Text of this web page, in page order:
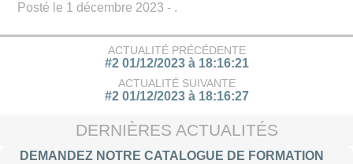
Posté le 1 décembre 2023 - .
ACTUALITÉ PRÉCÉDENTE
#2 01/12/2023 à 18:16:21
ACTUALITÉ SUIVANTE
#2 01/12/2023 à 18:16:27
DERNIÈRES ACTUALITÉS
DEMANDEZ NOTRE CATALOGUE DE FORMATION